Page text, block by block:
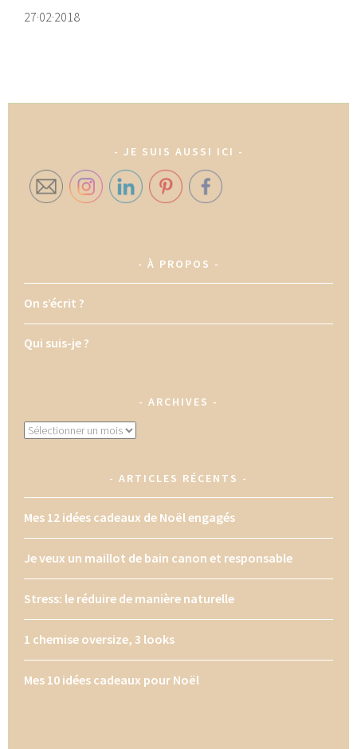
27·02·2018
JE SUIS AUSSI ICI
À PROPOS
On s’écrit ?
Qui suis-je ?
ARCHIVES
Archives
ARTICLES RÉCENTS
Mes 12 idées cadeaux de Noël engagés
Je veux un maillot de bain canon et responsable
Stress: le réduire de manière naturelle
1 chemise oversize, 3 looks
Mes 10 idées cadeaux pour Noël